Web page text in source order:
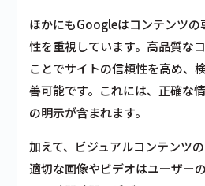
ほかにもGoogleはコンテンツの
性を重視しています。高品質な
ことでサイトの信頼性を高め、
善可能です。これには、正確な
の明示が含まれます。
加えて、ビジュアルコンテンツ
適切な画像やビデオはユーザー